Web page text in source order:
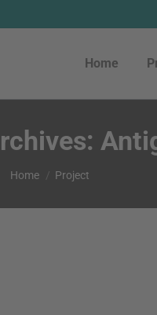
Home
You are here:
Home Project
Home